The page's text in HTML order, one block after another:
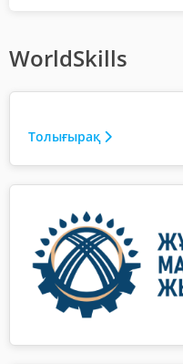
WorldSkills
Толығырақ